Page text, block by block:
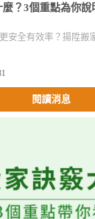
？3個重點為你說
安全有效率？揚陞搬
閱讀消息